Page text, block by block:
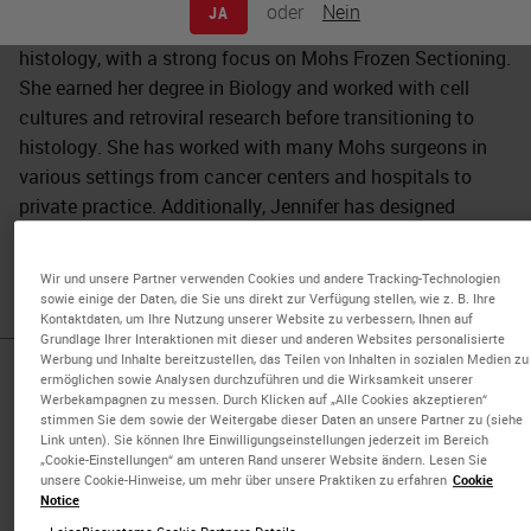
JA oder Nein
Jennifer Healy has over 25 years of experience in
histology, with a strong focus on Mohs Frozen Sectioning.
She earned her degree in Biology and worked with cell
cultures and retroviral research before transitioning to
histology. She has worked with many Mohs surgeons in
various settings from cancer centers and hospitals to
private practice. Additionally, Jennifer has designed
Published Pieces by
Jennifer Healy
Wir und unsere Partner verwenden Cookies und andere Tracking-Technologien
sowie einige der Daten, die Sie uns direkt zur Verfügung stellen, wie z. B. Ihre
Kontaktdaten, um Ihre Nutzung unserer Website zu verbessern, Ihnen auf
Grundlage Ihrer Interaktionen mit dieser und anderen Websites personalisierte
Werbung und Inhalte bereitzustellen, das Teilen von Inhalten in sozialen Medien zu
ermöglichen sowie Analysen durchzuführen und die Wirksamkeit unserer
Werbekampagnen zu messen. Durch Klicken auf „Alle Cookies akzeptieren“
stimmen Sie dem sowie der Weitergabe dieser Daten an unsere Partner zu (siehe
Link unten). Sie können Ihre Einwilligungseinstellungen jederzeit im Bereich
„Cookie-Einstellungen“ am unteren Rand unserer Website ändern. Lesen Sie
unsere Cookie-Hinweise, um mehr über unsere Praktiken zu erfahren Cookie
Notice